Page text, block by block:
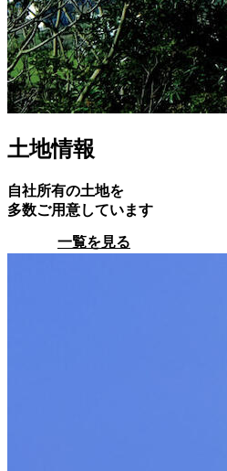
土地情報
自社所有の土地を
多数ご用意しています
一覧を見る